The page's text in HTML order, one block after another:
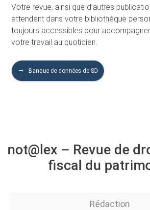
Votre revue, ainsi que d’autres
attendent dans votre bibliothèque
toujours accessibles pour
votre travail au quotidien.
Banque de données de SD
not@lex – Revue de
fiscal du
Rédaction